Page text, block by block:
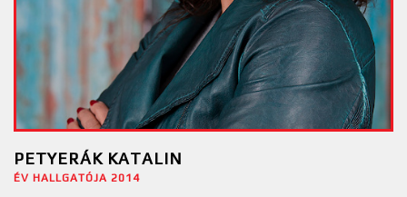
PETYERÁK KATALIN
ÉV HALLGATÓJA 2014